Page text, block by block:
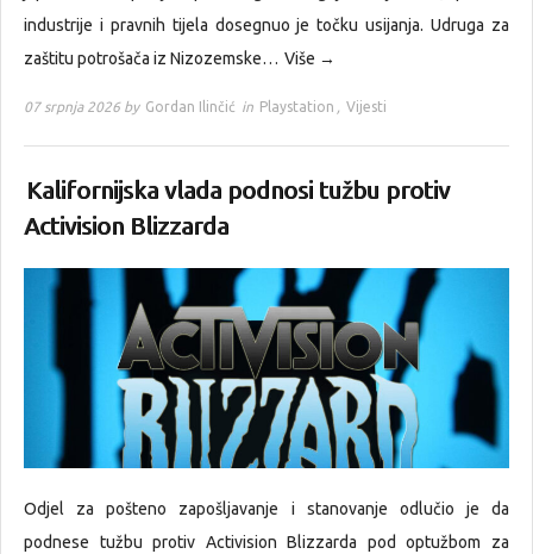
industrije i pravnih tijela dosegnuo je točku usijanja. Udruga za
zaštitu potrošača iz Nizozemske… Više →
07 srpnja 2026 by Gordan Ilinčić in Playstation , Vijesti
Kalifornijska vlada podnosi tužbu protiv
Activision Blizzarda
Odjel za pošteno zapošljavanje i stanovanje odlučio je da
podnese tužbu protiv Activision Blizzarda pod optužbom za